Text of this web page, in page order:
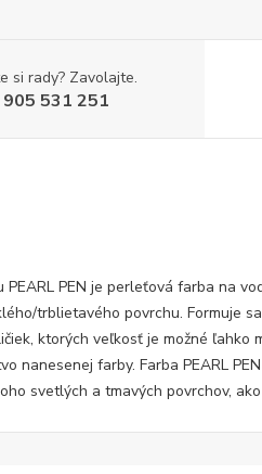
si rady? Zavolajte.
531 251
PEARL PEN je perleťová farba na
trblietavého povrchu. Formuje
ktorých veľkosť je možné ľahko
nanesenej farby. Farba PEARL
svetlých a tmavých povrchov,